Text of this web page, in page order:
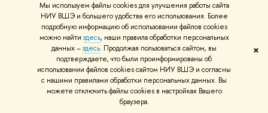
Мы используем файлы cookies для улучшения работы сайта
НИУ ВШЭ и большего удобства его использования. Более
подробную информацию об использовании файлов cookies
можно найти здесь, наши правила обработки персональных
данных –здесь. Продолжая пользоваться сайтом, вы
подтверждаете, что были проинформированы об
использовании файлов cookies сайтом НИУ ВШЭ и согласны
с нашими правилами обработки персональных данных. Вы
можете отключить файлы cookies в настройках Вашего
браузера.
✖
Редактору
© НИУ ВШЭ 1993–2026 Адреса и контакты Условия использования
материалов Политика конфиденциальности Карта сайта
Шрифты HSE Sans и HSE Slab разработаны вШколе дизайна НИУ ВШЭ